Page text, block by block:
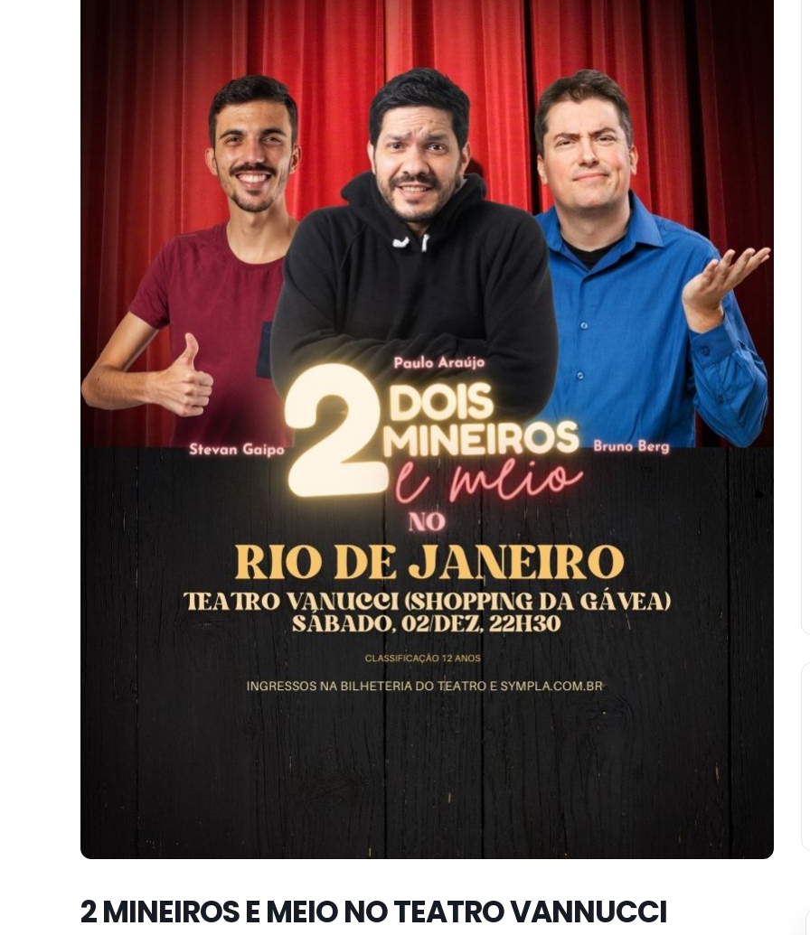
2 MINEIROS E MEIO NO TEATRO VANNUCCI